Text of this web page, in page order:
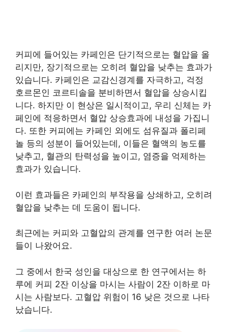
커피에 들어있는 카페인은 단기적으로는 혈압을 올
리지만, 장기적으로는 오히려 혈압을 낮추는 효과가
있습니다. 카페인은 교감신경계를 자극하고, 걱정
호르몬인 코르티솔을 분비하면서 혈압을 상승시킵
니다. 하지만 이 현상은 일시적이고, 우리 신체는 카
페인에 적응하면서 혈압 상승효과에 내성을 가집니
다. 또한 커피에는 카페인 외에도 섬유질과 폴리페
놀 등의 성분이 들어있는데, 이들은 혈액의 농도를
낮추고, 혈관의 탄력성을 높이고, 염증을 억제하는
효과가 있습니다.
이런 효과들은 카페인의 부작용을 상쇄하고, 오히려
혈압을 낮추는 데 도움이 됩니다.
최근에는 커피와 고혈압의 관계를 연구한 여러 논문
들이 나왔어요.
그 중에서 한국 성인을 대상으로 한 연구에서는 하
루에 커피 2잔 이상을 마시는 사람이 2잔 이하로 마
시는 사람보다. 고혈압 위험이 16 낮은 것으로 나타
났습니다.